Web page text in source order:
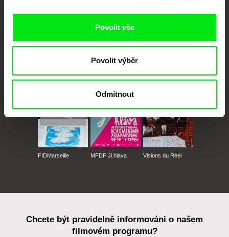
Povolit vše
Povolit výběr
Odmítnout
Millennium Docs
FIDMarseille MFDF Ji.hlava Visions du Réel
Chcete být pravidelně informováni o našem
filmovém programu?